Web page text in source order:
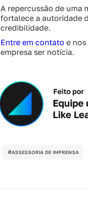
A repercussão de uma
fortalece a autoridade
credibilidade.
Entre em contato e
empresa ser notícia.
#ASSESSORIA DE IMPRENSA